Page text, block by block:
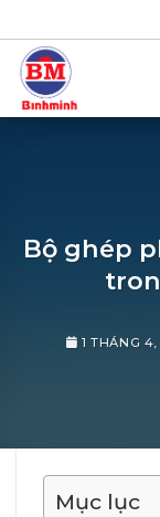
qua
nội
dung
Bộ ghép
1 THÁNG
Mục lục